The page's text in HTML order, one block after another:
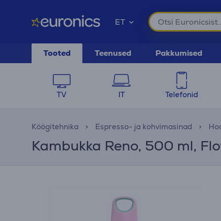
ET
Tooted Teenused Pakkumised
TV IT Telefonid
Köögitehnika Espresso- ja kohvimasinad
Kambukka Reno, 500 ml,